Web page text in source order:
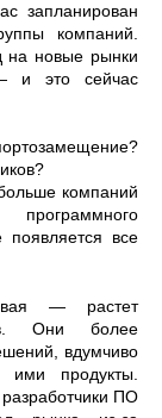
запланирован
компаний.
на новые рынки
и это сейчас
компаний
появляется все
— растет
Они более
вдумчиво
ими продукты.
ПО